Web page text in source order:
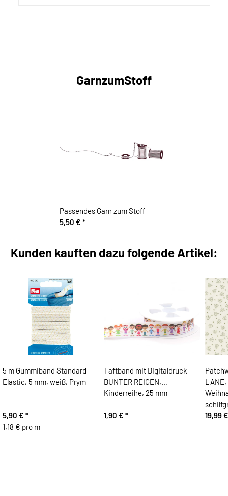
GarnzumStoff
Passendes Garn zum Stoff
5,50 € *
Kunden kauften dazu folgende Artikel:
5 m Gummiband Standard-
Elastic, 5 mm, weiß, Prym
5,90 € *
1,18 € pro m
Taftband mit Digitaldruck
BUNTER REIGEN,
Kinderreihe, 25 mm
1,90 € *
19,99